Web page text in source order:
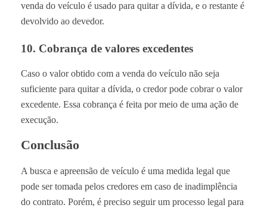
venda do veículo é usado para quitar a dívida, e o restante é
devolvido ao devedor.
10. Cobrança de valores excedentes
Caso o valor obtido com a venda do veículo não seja
suficiente para quitar a dívida, o credor pode cobrar o valor
excedente. Essa cobrança é feita por meio de uma ação de
execução.
Conclusão
A busca e apreensão de veículo é uma medida legal que
pode ser tomada pelos credores em caso de inadimplência
do contrato. Porém, é preciso seguir um processo legal para